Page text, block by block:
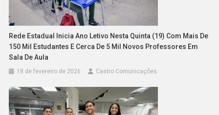
Rede Estadual Inicia Ano Letivo Nesta Quinta (19) Com Mais De
150 Mil Estudantes E Cerca De 5 Mil Novos Professores Em
Sala De Aula
18 de fevereiro de 2026 Castro Comunicações